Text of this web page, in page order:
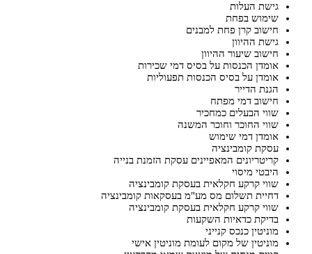
גישת העלות
שימוש בפחת
חישוב קרן פחת למבנים
גישת ההיוון
חישוב שיעור ההיוון
אומדן הכנסות על בסיס דמי שכירות
אומדן על בסיס הכנסות תפעוליות
הגנת הדייר
חישוב דמי מפתח
שווי הבעלים כמחכיר
שווי החוכר וחוכר המשנה
אומדן דמי שימוש
עסקת קומבינציה
קריטריונים המאפיינים עסקת הזמנת בנייה
היבטי מיסוי
שווי קרקע חקלאית בעסקת קומבינציה
דחיית תשלום מס מע"מ בעסקאות קומבינציה
שווי קרקע חקלאית בעסקת קומבינציה
בדיקת כדאיות השקעות
מוניטין כנכס קנייני
מוניטין של מקום לעומת מוניטין אישי